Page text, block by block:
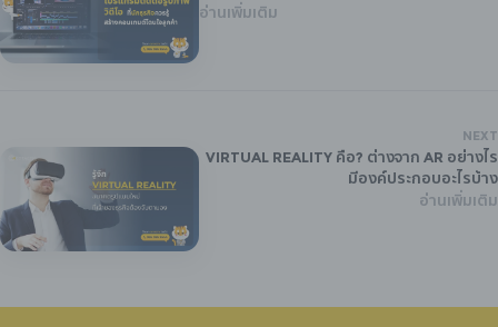
อ่านเพิ่มเติม
NEXT
Virtual Reality คือ? ต่างจาก AR อย่างไร
มีองค์ประกอบอะไรบ้าง
อ่านเพิ่มเติม